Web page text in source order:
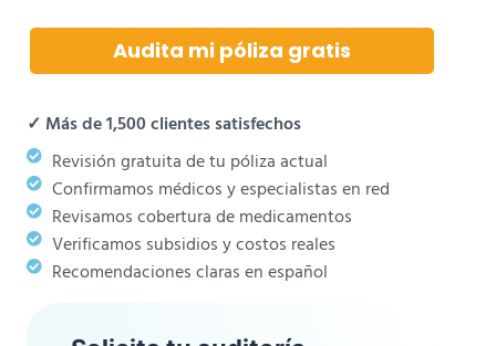
Audita mi póliza gratis
✓ Más de 1,500 clientes satisfechos
Revisión gratuita de tu póliza actual
Confirmamos médicos y especialistas en red
Revisamos cobertura de medicamentos
Verificamos subsidios y costos reales
Recomendaciones claras en español